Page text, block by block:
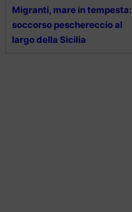
Migranti, mare in tempesta:
soccorso peschereccio al
largo della Sicilia